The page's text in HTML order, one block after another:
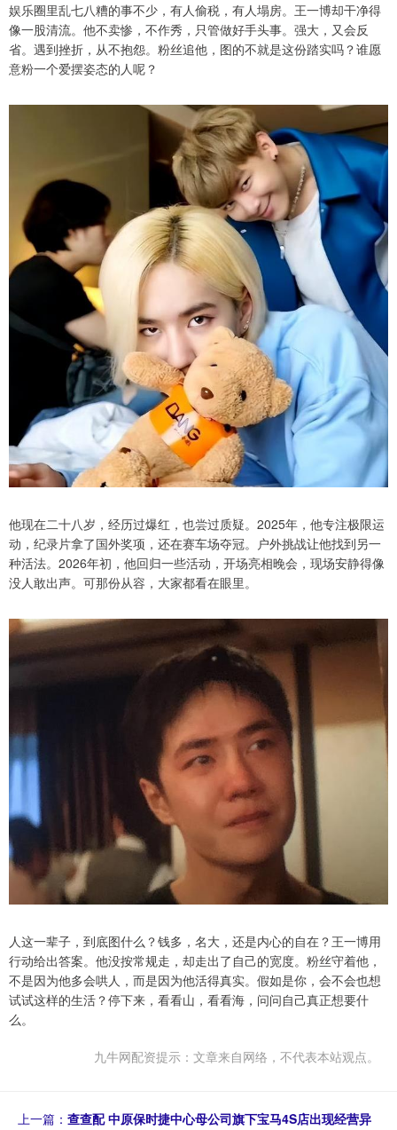
娱乐圈里乱七八糟的事不少，有人偷税，有人塌房。王一博却干净得
像一股清流。他不卖惨，不作秀，只管做好手头事。强大，又会反
省。遇到挫折，从不抱怨。粉丝追他，图的不就是这份踏实吗？谁愿
意粉一个爱摆姿态的人呢？
他现在二十八岁，经历过爆红，也尝过质疑。2025年，他专注极限运
动，纪录片拿了国外奖项，还在赛车场夺冠。户外挑战让他找到另一
种活法。2026年初，他回归一些活动，开场亮相晚会，现场安静得像
没人敢出声。可那份从容，大家都看在眼里。
人这一辈子，到底图什么？钱多，名大，还是内心的自在？王一博用
行动给出答案。他没按常规走，却走出了自己的宽度。粉丝守着他，
不是因为他多会哄人，而是因为他活得真实。假如是你，会不会也想
试试这样的生活？停下来，看看山，看看海，问问自己真正想要什
么。
九牛网配资提示：文章来自网络，不代表本站观点。
上一篇： 查查配 中原保时捷中心母公司旗下宝马4S店出现经营异